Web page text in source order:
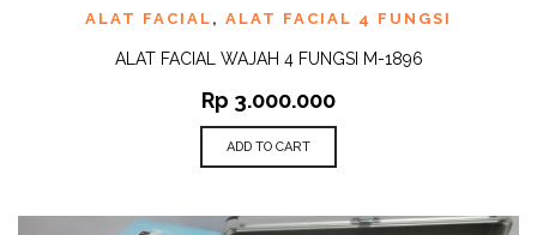
ALAT FACIAL , ALAT FACIAL 4 FUNGSI
ALAT FACIAL WAJAH 4 FUNGSI M-1896
Rp 3.000.000
ADD TO CART